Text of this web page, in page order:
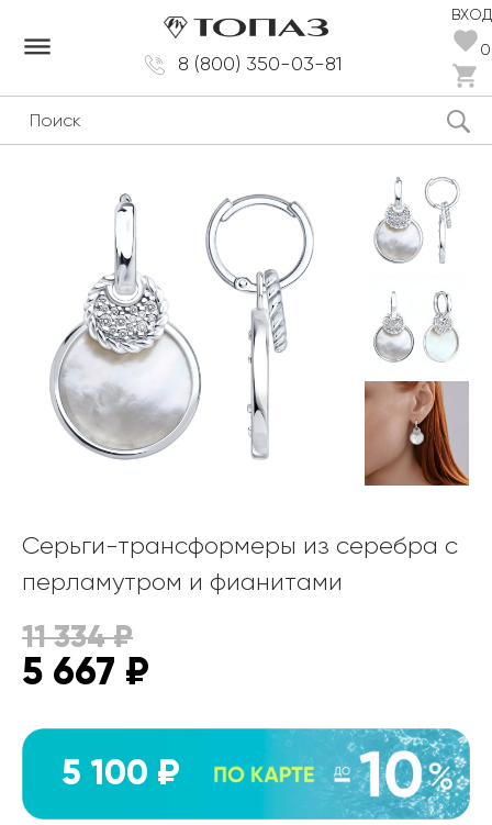
8 (800) 350-03-81
ВХОД
0
dehaze
Серьги-трансформеры из серебра с
перламутром и фианитами
11 334₽
5 667 ₽
5 100 ₽